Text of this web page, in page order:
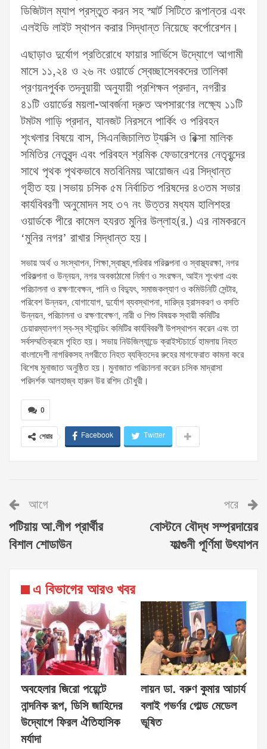
ডিজিটাল ম্যাপ প্রস্তুত করন সহ স্মার্ট সিটিতে রূপান্তর এবং
এলইডি লাইট স্থাপন করার সিদ্ধান্ত নিয়েছে কর্পোরেশন।
এছাড়াও দুর্যোগ প্রতিরোধে ফায়ার সার্ভিসে উদ্যোগে আগামী
মাসে ১১,২৪ ও ২৬ নং ওয়ার্ডে স্বেচ্ছাসেবকদের তালিকা
প্রণয়নপুর্বক তদনুয়ায়ী অনুযায়ী প্রশিক্ষন প্রদান, নগরীর
৪১টি ওয়ার্ডের ময়লা-আবর্জনা দ্রুত অপসারণের লক্ষ্যে ১১টি
টমটম গাড়ি প্রদান, যানজট নিরসনে পার্কিং ও পরিবহন
শৃংখলার বিষয়ে বাস, সিএনজিচালিত ট্যাক্সি ও রিক্সা মালিক
সমিতির নেতৃবৃন্দ এবং পরিবহন শ্রমিক ফেডারেশনের নেতৃবৃন্দের
সাথে পৃথক পৃথকভাবে মতবিনিময় আয়োজন এর সিদ্ধান্ত
গৃহীত হয়।সভায় চসিক ৫ম নির্বাচিত পরিষদের ৪৩তম সভার
কার্যবিবরণী অনুমোদন সহ ৩৭ নং উত্তর মধ্যম হালিশহর
ওয়ার্ডকে পীরে কামেল হযরত মুনির উল্লাহ(র.) এর নামকরনে
‘মুনির নগর’ রাখার সিদ্ধান্ত হয়।
সভায় অর্থ ও সংস্থাপন, শিক্ষা,স্বাস্থ্য,পরিবার পরিকল্পনা ও স্বাস্থ্যরক্ষা, নগর
পরিকল্পনা ও উন্নয়ন, নগর অবকাঠামো নির্মাণ ও সংরক্ষন, আইন শৃংখলা এবং
পরিচালনা ও রক্ষণাবেক্ষন, পানি ও বিদ্যুৎ, সমাজকল্যাণ ও কমিউনিটি সেন্টার,
পরিবেশ উন্নয়ন, যোগাযোগ, দুর্যোগ ব্যবস্থাপনা, দারিদ্র হ্রাসকরণ ও বসতি
উন্নয়ন, পরিচালনা ও রক্ষণাবেক্ষণ, নারী ও শিশু বিষয়ক স্থায়ী কমিটির
চেয়ারম্যানগণ স্ব-স্ব স্ট্যান্ডিং কমিটির কার্যবিবরণী উপস্থাপন করেন এবং তা
সর্বসম্মতিক্রমে গৃহিত হয়। সভায় নিউজিল্যান্ডে ক্রাইস্টচার্চে হামলায় নিহত
বাংলাদেশী নাগরিকসহ নগরীতে নিহত ব্যক্তিদের রুহের মাগফেরাত কামনা করে
বিশেষ মুনাজাত অনুষ্ঠিত হয়। মুনাজাত পরিচালনা করেন চসিক মাদ্রাসা
পরিদর্শক আলহাজ্ব হারুন উর রশিদ চৌধুরী।
0
শেয়ার Facebook Twitter
আগে
পটিয়ায় আ.লীগ প্রার্থীর
বিশাল শোডাউন
পরে
বোস্টনে বৌদ্ধ সম্প্রদায়ের
ফাল্গুনী পূর্ণিমা উৎযাপন
এ বিভাগের আরও খবর
অবহেলার জিরো পয়েন্টে
নান্দনিক রূপ, ডিসি জাহিদের
উদ্যোগে ফিরল ঐতিহাসিক
মর্যাদা
লায়ন ডা. বরুণ কুমার আচার্য
বলাই গভর্ণর গোল্ড মেডেল
ভূষিত